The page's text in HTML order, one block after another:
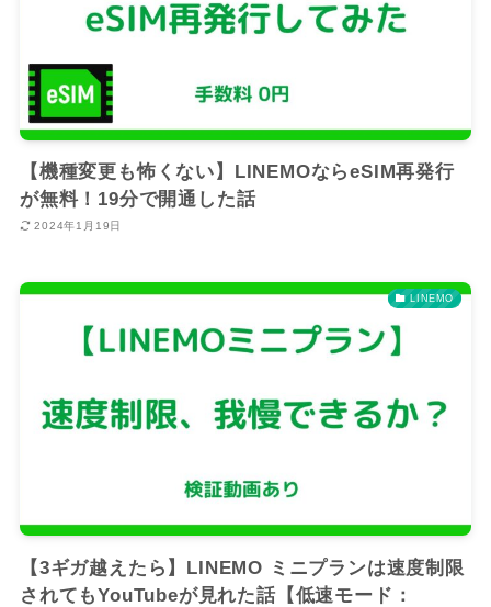
【機種変更も怖くない】LINEMOならeSIM再発行
が無料！19分で開通した話
2024年1月19日
LINEMO
【3ギガ越えたら】LINEMO ミニプランは速度制限
されてもYouTubeが見れた話【低速モード：